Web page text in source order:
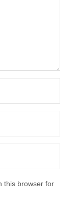
this browser for